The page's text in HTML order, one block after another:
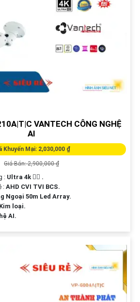
VANTECH CÔNG NGHỆ
AI
Khuyến Mại: 2,030,000 ₫
Giá Bán: 2,900,000 ₫
: Ultra 4k 👍🏾 .
: AHD CVI TVI BCS.
Ngoại 50m Led Array.
loại.
AI.